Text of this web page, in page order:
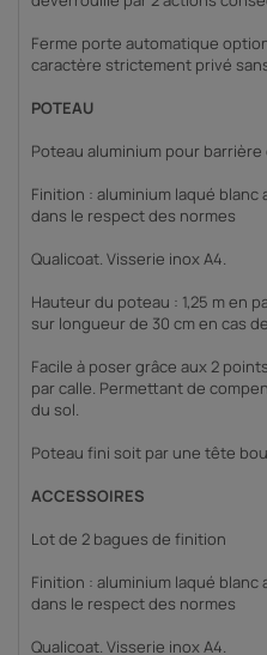
Ferme porte automatique
caractère strictement privé
POTEAU
Poteau aluminium pour barrière
Finition : aluminium laqué
dans le respect des normes
Qualicoat. Visserie inox A4.
Hauteur du poteau : 1,25 m en
sur longueur de 30 cm en cas
Facile à poser grâce aux 2
par calle. Permettant de
du sol.
Poteau fini soit par une tête
ACCESSOIRES
Lot de 2 bagues de finition
Finition : aluminium laqué
dans le respect des normes
Qualicoat. Visserie inox A4.